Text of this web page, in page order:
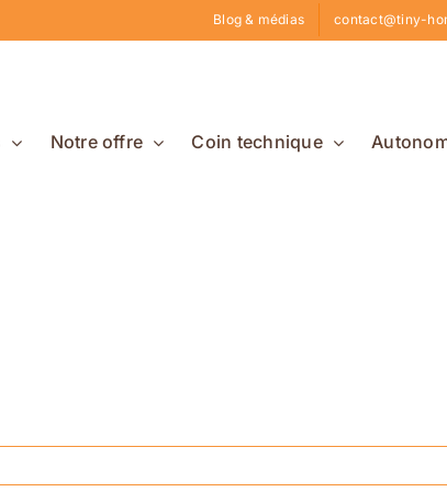
Blog & médias contact@tiny-
Notre offre Coin technique